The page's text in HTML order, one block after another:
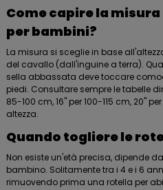
Come capire la
per bambini?
La misura si sceglie in base
del cavallo (dall'inguine a terra).
sella abbassata deve toccare
piedi. Consultare sempre le tabelle
85-100 cm, 16" per 100-115 cm, 20"
altezza.
Quando togliere le
Non esiste un'età precisa, dipende
bambino. Solitamente tra i 4 e i 6
rimuovendo prima una rotella per